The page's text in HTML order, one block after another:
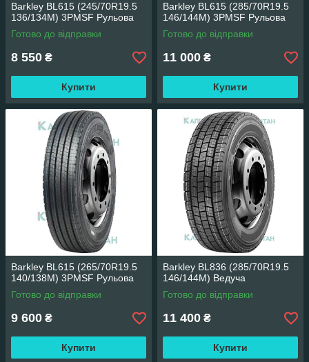
Barkley BL615 (245/70R19.5
136/134M) 3PMSF Рульова
Готово до відправки
8 550 ₴
Купити
Barkley BL615 (285/70R19.5
146/144M) 3PMSF Рульова
Готово до відправки
11 000 ₴
Купити
Barkley BL615 (265/70R19.5
140/138M) 3PMSF Рульова
Готово до відправки
9 600 ₴
Купити
Barkley BL836 (285/70R19.5
146/144M) Ведуча
Готово до відправки
11 400 ₴
Купити